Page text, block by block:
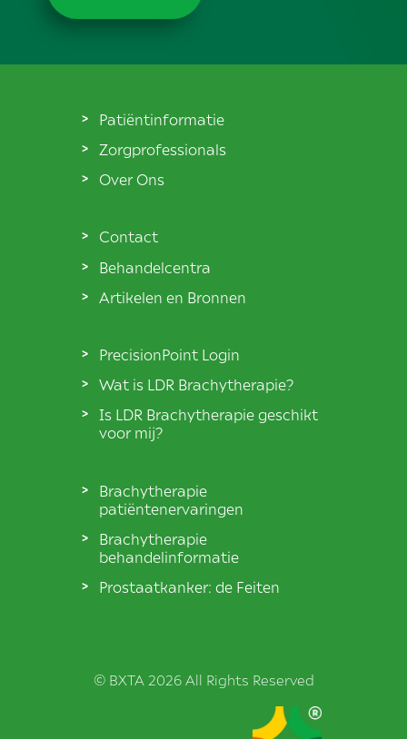
Patiëntinformatie
Zorgprofessionals
Over Ons
Contact
Behandelcentra
Artikelen en Bronnen
PrecisionPoint Login
Wat is LDR Brachytherapie?
Is LDR Brachytherapie geschikt
voor mij?
Brachytherapie
patiëntenervaringen
Brachytherapie
behandelinformatie
Prostaatkanker: de Feiten
© BXTA 2026 All Rights Reserved